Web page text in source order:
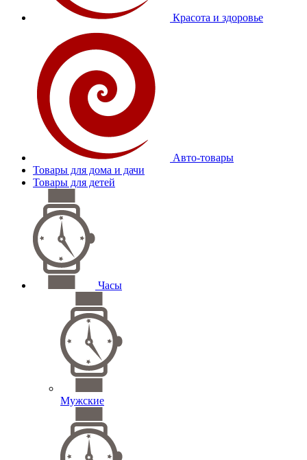
Красота и здоровье
Авто-товары
Товары для дома и дачи
Товары для детей
Часы
Мужские